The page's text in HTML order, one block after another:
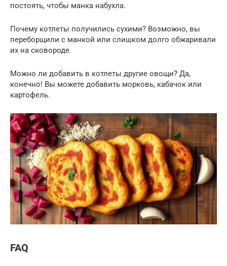
постоять, чтобы манка набухла.
Почему котлеты получились сухими? Возможно, вы
переборщили с манкой или слишком долго обжаривали
их на сковороде.
Можно ли добавить в котлеты другие овощи? Да,
конечно! Вы можете добавить морковь, кабачок или
картофель.
FAQ